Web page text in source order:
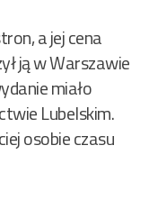
a jej cena
ją w Warszawie
miało
Lubelskim.
osobie czasu